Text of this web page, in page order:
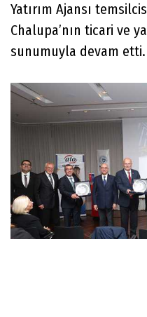
Yatırım Ajansı
Chalupa’nın ticari ve
sunumuyla devam etti.